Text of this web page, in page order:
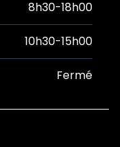
8h30-18h00
10h30-15h00
Fermé